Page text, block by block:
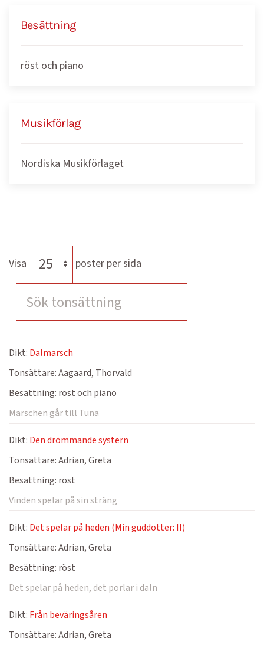
Besättning
röst och piano
Musikförlag
Nordiska Musikförlaget
Visa poster per sida
Dikt: Dalmarsch
Tonsättare:Aagaard, Thorvald
Besättning: röst och piano
Marschen går till Tuna
Dikt: Den drömmande systern
Tonsättare:Adrian, Greta
Besättning: röst
Vinden spelar på sin sträng
Dikt: Det spelar på heden (Min guddotter: II)
Tonsättare:Adrian, Greta
Besättning: röst
Det spelar på heden, det porlar i daln
Dikt: Från beväringsåren
Tonsättare:Adrian, Greta